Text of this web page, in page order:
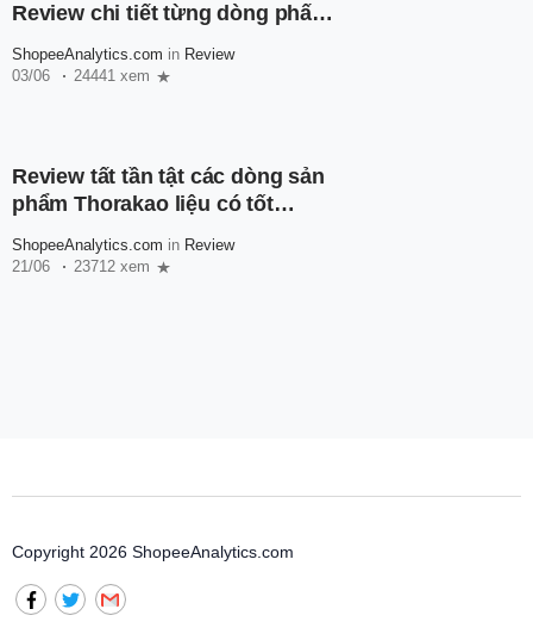
Review chi tiết từng dòng phấn
ShopeeAnalytics.com in Review
03/06
24441 xem
Review tất tần tật các dòng sản
phẩm Thorakao liệu có tốt
ShopeeAnalytics.com in Review
21/06
23712 xem
Copyright 2026 ShopeeAnalytics.com